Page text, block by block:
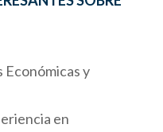
Económicas y
en